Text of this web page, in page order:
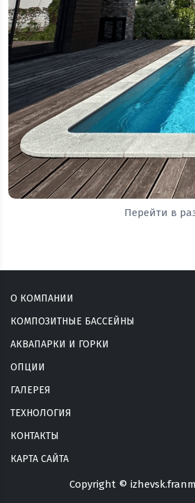
Перейти в
О КОМПАНИИ
КОМПОЗИТНЫЕ БАССЕЙНЫ
АКВАПАРКИ И ГОРКИ
ОПЦИИ
ГАЛЕРЕЯ
ТЕХНОЛОГИЯ
КОНТАКТЫ
КАРТА САЙТА
Copyright ©